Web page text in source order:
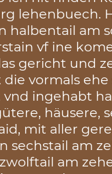
lehenbuech.
halbentail am
vf ine
gericht und
die vormals
ingehabt
häusere,
mit aller
sechstail am
am